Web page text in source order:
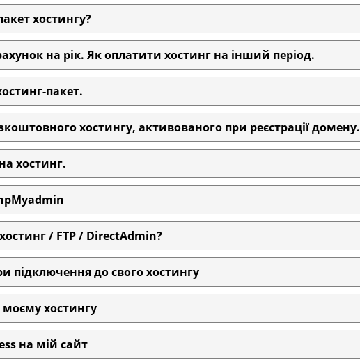
хостингу?
на рік. Як оплатити хостинг на інший період.
пакет.
хостингу, активованого при реєстрації домену.
хостинг.
/ FTP / DirectAdmin?
підключення до свого хостингу
хостингу
на мій сайт